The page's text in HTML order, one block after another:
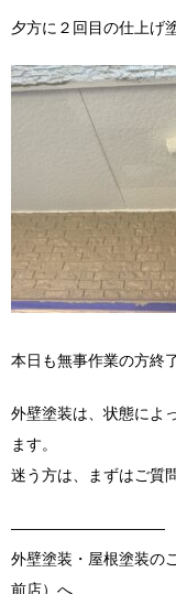
夕方に２回目の仕上げ
本日も無事作業の方終
外壁塗装は、状態によ
ます。
迷う方は、まずはご質
――――――――――
外壁塗装・屋根塗装の
前店）へ